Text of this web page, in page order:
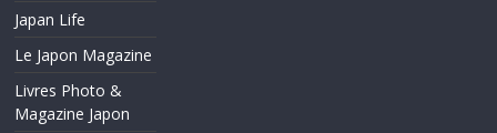
Japan Life
Le Japon Magazine
Livres Photo &
Magazine Japon